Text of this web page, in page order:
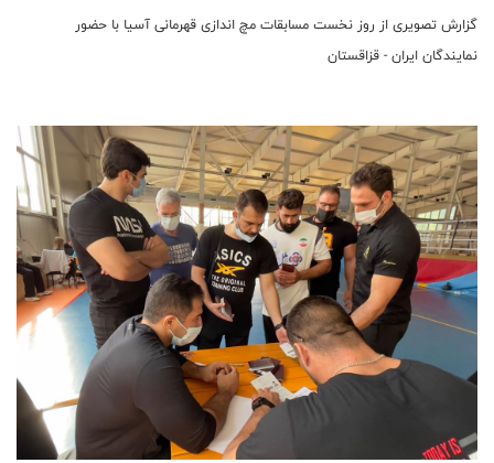
گزارش تصویری از روز نخست مسابقات مچ اندازی قهرمانی آسیا با حضور
نمایندگان ایران - قزاقستان